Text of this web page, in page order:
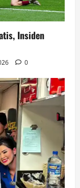
Insiden
0